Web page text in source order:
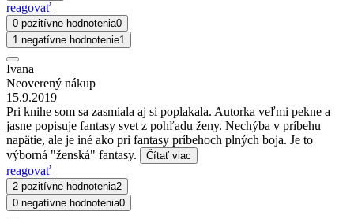
reagovať
0 pozitívne hodnotenia0
1 negatívne hodnotenie1
Ivana
Neoverený nákup
15.9.2019
Pri knihe som sa zasmiala aj si poplakala. Autorka veľmi pekne a
jasne popisuje fantasy svet z pohľadu ženy. Nechýba v príbehu
napätie, ale je iné ako pri fantasy príbehoch plných boja. Je to
výborná "ženská" fantasy.
Čítať viac
reagovať
2 pozitívne hodnotenia2
0 negatívne hodnotenia0